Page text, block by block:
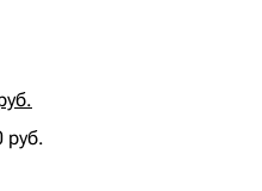
руб.‍